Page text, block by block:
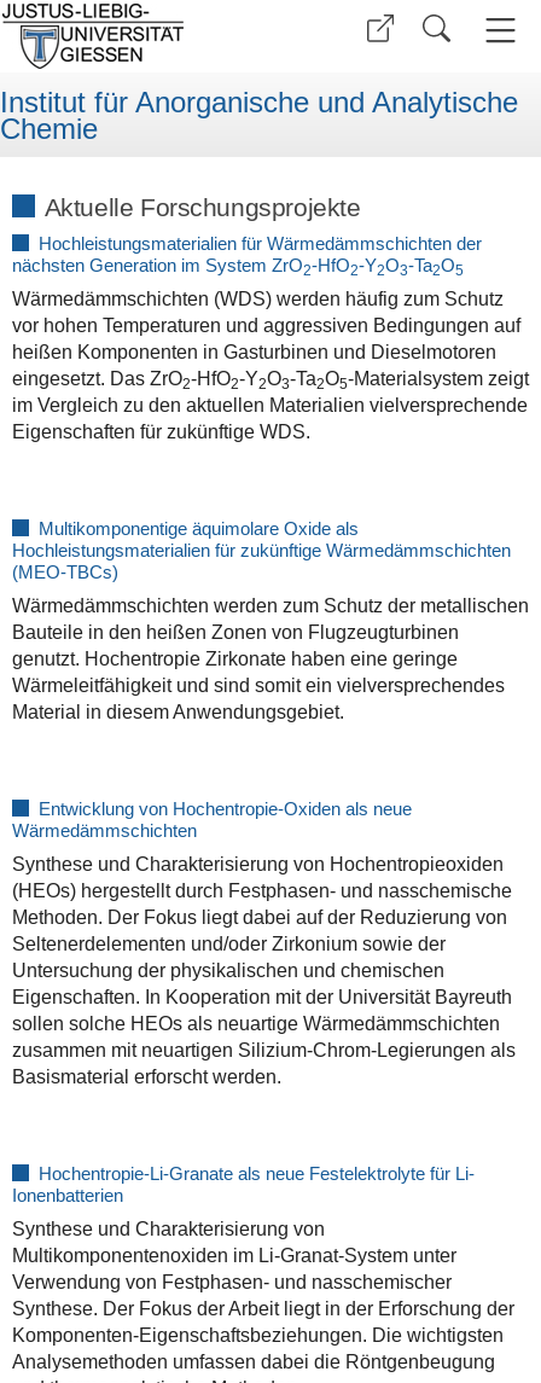
Institut für Anorganische und Analytische
Chemie
Aktuelle Forschungsprojekte
Hochleistungsmaterialien für Wärmedämmschichten der
nächsten Generation im System ZrO2-HfO2-Y2O3-Ta2O5
Wärmedämmschichten (WDS) werden häufig zum Schutz
vor hohen Temperaturen und aggressiven Bedingungen auf
heißen Komponenten in Gasturbinen und Dieselmotoren
eingesetzt. Das ZrO2‑HfO2‑Y2O3‑Ta2O5-Materialsystem zeigt
im Vergleich zu den aktuellen Materialien vielversprechende
Eigenschaften für zukünftige WDS.
Multikomponentige äquimolare Oxide als
Hochleistungsmaterialien für zukünftige Wärmedämmschichten
(MEO-TBCs)
Wärmedämmschichten werden zum Schutz der metallischen
Bauteile in den heißen Zonen von Flugzeugturbinen
genutzt. Hochentropie Zirkonate haben eine geringe
Wärmeleitfähigkeit und sind somit ein vielversprechendes
Material in diesem Anwendungsgebiet.
Entwicklung von Hochentropie-Oxiden als neue
Wärmedämmschichten
Synthese und Charakterisierung von Hochentropieoxiden
(HEOs) hergestellt durch Festphasen- und nasschemische
Methoden. Der Fokus liegt dabei auf der Reduzierung von
Seltenerdelementen und/oder Zirkonium sowie der
Untersuchung der physikalischen und chemischen
Eigenschaften. In Kooperation mit der Universität Bayreuth
sollen solche HEOs als neuartige Wärmedämmschichten
zusammen mit neuartigen Silizium-Chrom-Legierungen als
Basismaterial erforscht werden.
Hochentropie-Li-Granate als neue Festelektrolyte für Li-
Ionenbatterien
Synthese und Charakterisierung von
Multikomponentenoxiden im Li-Granat-System unter
Verwendung von Festphasen- und nasschemischer
Synthese. Der Fokus der Arbeit liegt in der Erforschung der
Komponenten-Eigenschaftsbeziehungen. Die wichtigsten
Analysemethoden umfassen dabei die Röntgenbeugung